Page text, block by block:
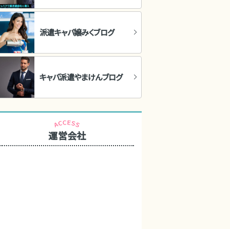
派遣キャバ嬢みくブログ
キャバ派遣やまけんブログ
運営会社